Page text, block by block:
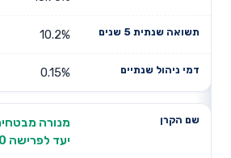
10.2%
0.15%
מנורה
יעד לפרישה 2060